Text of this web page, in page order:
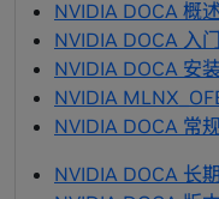
NVIDIA DOCA 概述
NVIDIA DOCA 入
NVIDIA DOCA 安
NVIDIA
NVIDIA DOCA 常
NVIDIA DOCA 长